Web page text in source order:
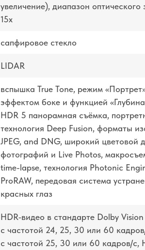
увеличение), диапазон
15x
сапфировое стекло
LIDAR
вспышка True Tone, режим
эффектом боке и функцией
HDR 5 панорамная съёмка,
технология Deep Fusion, форматы
JPEG, and DNG, широкий цветовой
фотографий и Live Photos,
time-lapse, технология Photonic
ProRAW, передовая система
красных глаз
HDR‑видео в стандарте Dolby
с частотой 24, 25, 30 или 60
с частотой 25, 30 или 60 кадров/ с,